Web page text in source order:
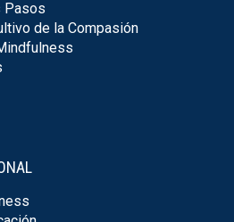
Pasos
de la Compasión